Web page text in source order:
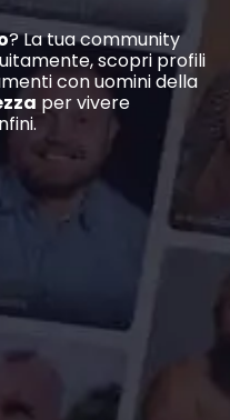
? La tua community
scopri profili
con uomini della
per vivere